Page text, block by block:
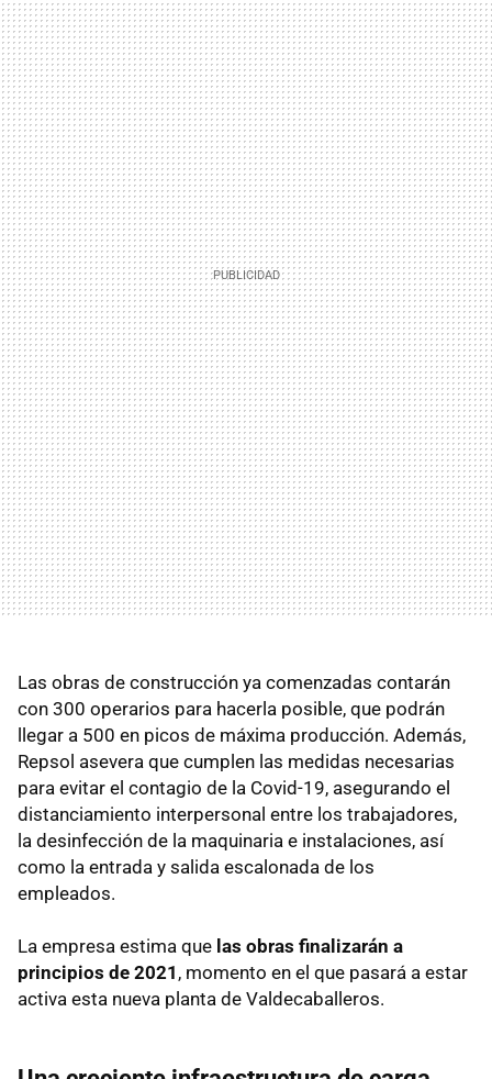
Las obras de construcción ya comenzadas contarán
con 300 operarios para hacerla posible, que podrán
llegar a 500 en picos de máxima producción. Además,
Repsol asevera que cumplen las medidas necesarias
para evitar el contagio de la Covid-19, asegurando el
distanciamiento interpersonal entre los trabajadores,
la desinfección de la maquinaria e instalaciones, así
como la entrada y salida escalonada de los
empleados.
La empresa estima que las obras finalizarán a
principios de 2021 , momento en el que pasará a estar
activa esta nueva planta de Valdecaballeros.